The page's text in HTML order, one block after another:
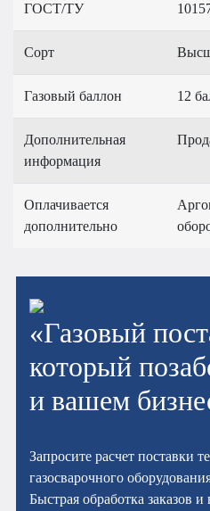
ГОСТ/ТУ
Сорт
Газовый баллон 12
Дополнительная
информация
Оплачивается
дополнительно
«Газовый
который
и вашем
Запросите расчет поставки
газосварочного
Быстрая обработка заказов